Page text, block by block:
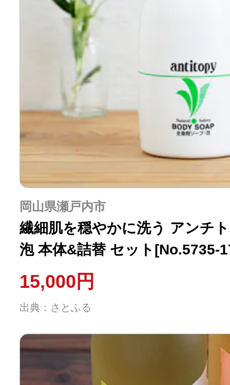
岡山県瀬戸内市
繊細肌を穏やかに洗う アンチ
泡 本体&詰替 セット[No.5735-
15,000円
出典：さとふる